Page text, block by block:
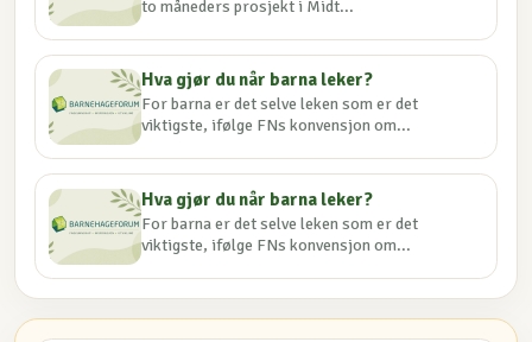
to måneders prosjekt i Midt...
Hva gjør du når barna leker?
For barna er det selve leken som er det
viktigste, ifølge FNs konvensjon om...
Hva gjør du når barna leker?
For barna er det selve leken som er det
viktigste, ifølge FNs konvensjon om...